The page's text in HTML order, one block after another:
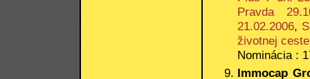
Pravda
21.02.2006,
životnej ceste
Nominácia :
Immocap